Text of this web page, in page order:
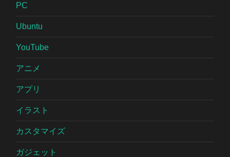
PC
Ubuntu
YouTube
アニメ
アプリ
イラスト
カスタマイズ
ガジェット